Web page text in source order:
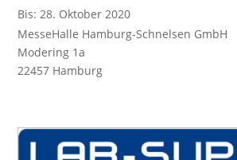
Bis: 28. Oktober 2020
MesseHalle Hamburg-Schnelsen GmbH
Modering 1a
22457 Hamburg